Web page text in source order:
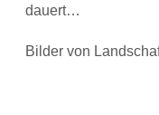
dauert…
Bilder von